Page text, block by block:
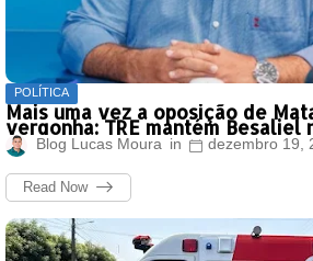
POLÍTICA
Mais uma vez a oposição de
vergonha: TRE mantém Besaliel
Blog Lucas Moura dezembro 19,
Read Now